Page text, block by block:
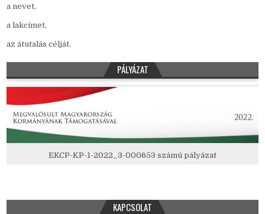
a nevet,
a lakcímet,
az átutalás célját.
PÁLYÁZAT
EKCP-KP-1-2022_3-000653 számú pályázat
KAPCSOLAT